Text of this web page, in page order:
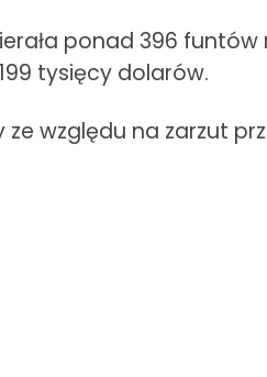
ponad 396
tysięcy dolarów.
względu na zarzut